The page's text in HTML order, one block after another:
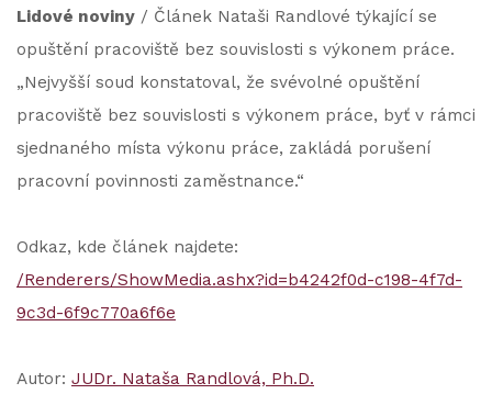
Lidové noviny / Článek Nataši Randlové týkající se
opuštění pracoviště bez souvislosti s výkonem práce.
„Nejvyšší soud konstatoval, že svévolné opuštění
pracoviště bez souvislosti s výkonem práce, byť v rámci
sjednaného místa výkonu práce, zakládá porušení
pracovní povinnosti zaměstnance.“
Odkaz, kde článek najdete:
/Renderers/ShowMedia.ashx?id=b4242f0d-c198-4f7d-
9c3d-6f9c770a6f6e
Autor: JUDr. Nataša Randlová, Ph.D.